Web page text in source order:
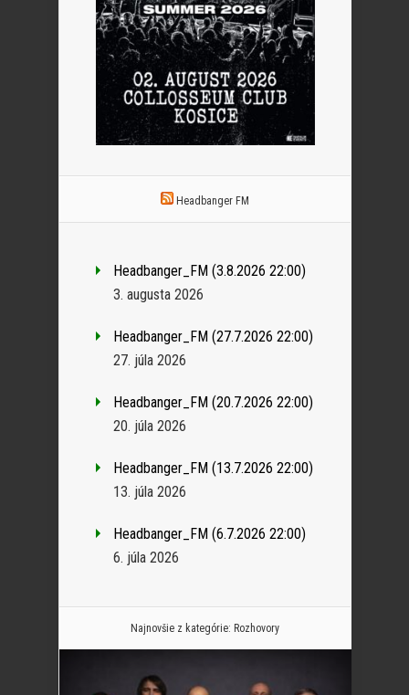
Headbanger FM
Headbanger_FM (3.8.2026 22:00)
3. augusta 2026
Headbanger_FM (27.7.2026 22:00)
27. júla 2026
Headbanger_FM (20.7.2026 22:00)
20. júla 2026
Headbanger_FM (13.7.2026 22:00)
13. júla 2026
Headbanger_FM (6.7.2026 22:00)
6. júla 2026
Najnovšie z kategórie: Rozhovory